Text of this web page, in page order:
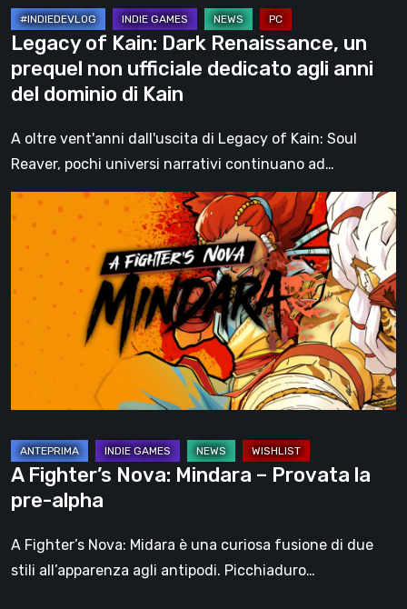
agli
anni
del
dominio
Legacy of Kain: Dark Renaissance, un
prequel non ufficiale dedicato agli anni
del dominio di Kain
A oltre vent'anni dall'uscita di Legacy of Kain: Soul
Reaver, pochi universi narrativi continuano ad…
Fighter’s
Nova:
Mindara
Provata
alpha
A Fighter’s Nova: Mindara – Provata la
pre-alpha
A Fighter’s Nova: Midara è una curiosa fusione di due
stili all’apparenza agli antipodi. Picchiaduro…